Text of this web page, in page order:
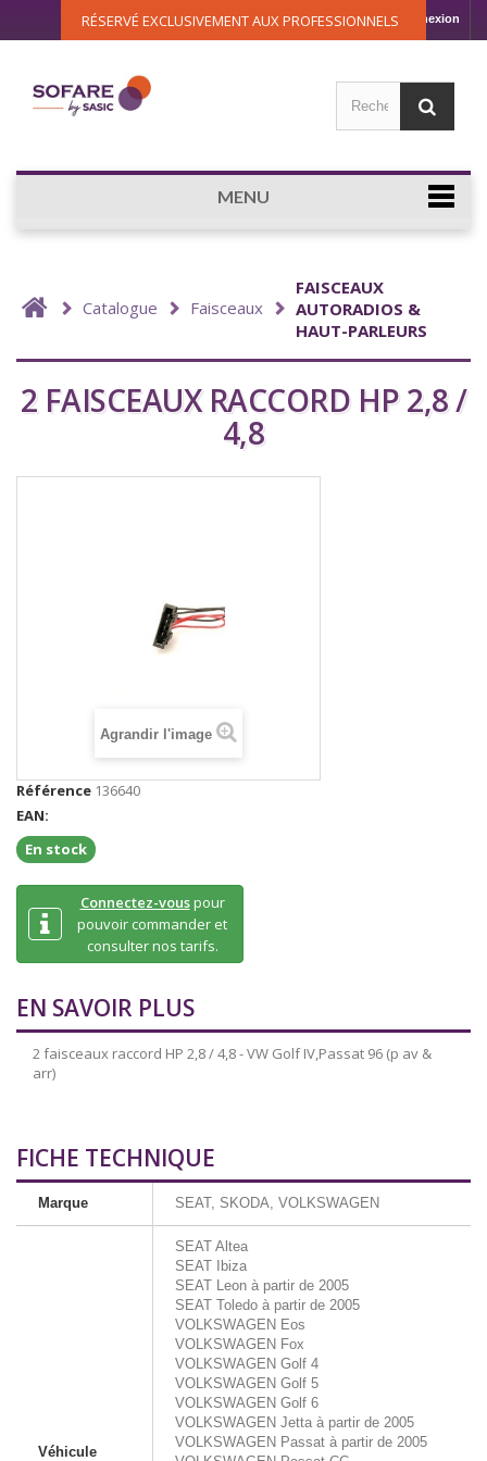
Connexion
RÉSERVÉ EXCLUSIVEMENT AUX PROFESSIONNELS
MENU
Catalogue Faisceaux
FAISCEAUX
AUTORADIOS &
HAUT-PARLEURS
2 FAISCEAUX RACCORD HP 2,8 /
4,8
Agrandir l'image
Référence 136640
EAN:
En stock
Connectez-vouspour
pouvoir commander et
consulter nos tarifs.
EN SAVOIR PLUS
2 faisceaux raccord HP 2,8 / 4,8 - VW Golf IV,Passat 96 (p av &
arr)
FICHE TECHNIQUE
Marque SEAT, SKODA, VOLKSWAGEN
Véhicule
SEAT Altea
SEAT Ibiza
SEAT Leon à partir de 2005
SEAT Toledo à partir de 2005
VOLKSWAGEN Eos
VOLKSWAGEN Fox
VOLKSWAGEN Golf 4
VOLKSWAGEN Golf 5
VOLKSWAGEN Golf 6
VOLKSWAGEN Jetta à partir de 2005
VOLKSWAGEN Passat à partir de 2005